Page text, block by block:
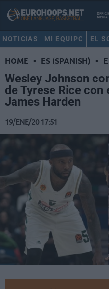
NOTICIAS MI EQUIPO EL
HOME • ES (SPANISH) •
Wesley Johnson
de Tyrese Rice con
James Harden
19/ENE/20 17:51